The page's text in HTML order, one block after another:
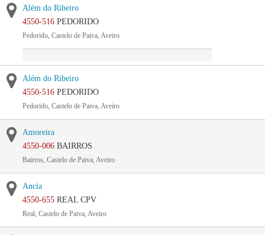
Além do Ribeiro
4550-516 PEDORIDO
Pedorido, Castelo de Paiva, Aveiro
Além do Ribeiro
4550-516 PEDORIDO
Pedorido, Castelo de Paiva, Aveiro
Amoreira
4550-006 BAIRROS
Bairros, Castelo de Paiva, Aveiro
Ancia
4550-655 REAL CPV
Real, Castelo de Paiva, Aveiro